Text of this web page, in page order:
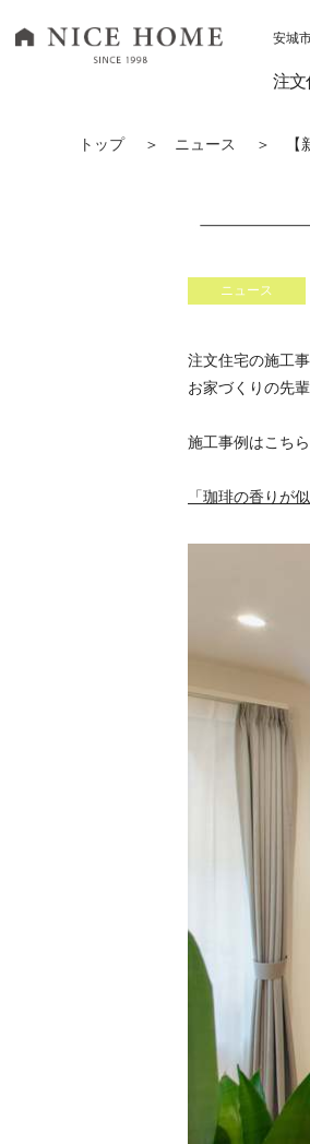
ナイスホー
安城
注文
トップ ＞ ニュース ＞ 【新
ニュース
注文住宅の施工
お家づくりの先
施工事例はこち
「珈琲の香りが